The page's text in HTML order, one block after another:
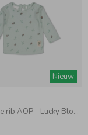
Nieuw
Longsleeve rib AOP - Lucky Bloombird Mint